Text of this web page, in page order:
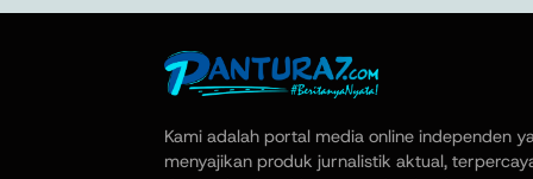
Kami adalah portal media online independen
menyajikan produk jurnalistik aktual,